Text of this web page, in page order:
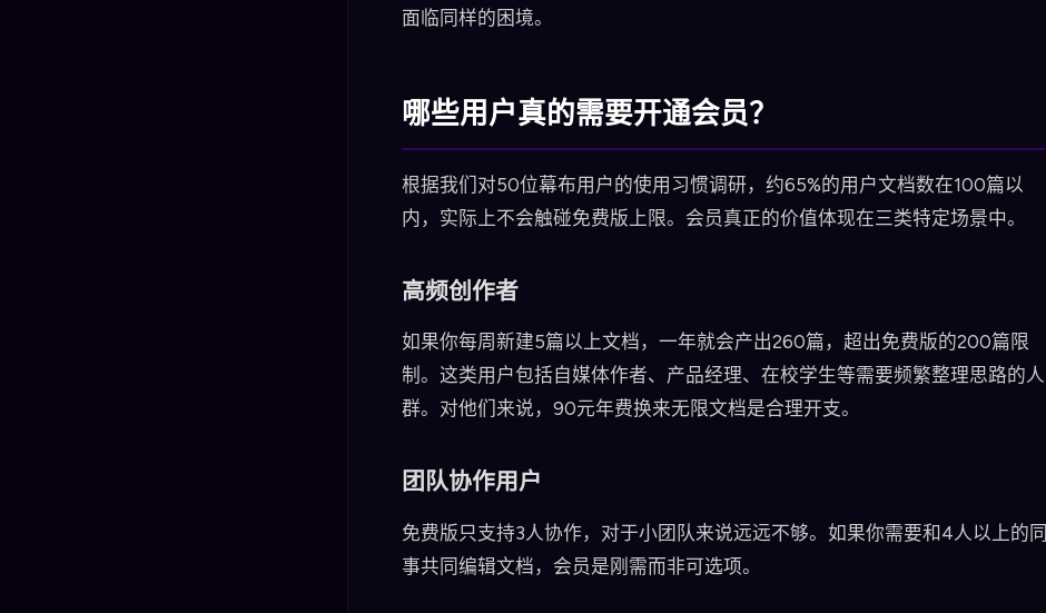
面临同样的困境。
哪些用户真的需要开通会员？
根据我们对50位幕布用户的使用习惯调研，约65%的用户文档数在100篇以
内，实际上不会触碰免费版上限。会员真正的价值体现在三类特定场景中。
高频创作者
如果你每周新建5篇以上文档，一年就会产出260篇，超出免费版的200篇限
制。这类用户包括自媒体作者、产品经理、在校学生等需要频繁整理思路的人
群。对他们来说，90元年费换来无限文档是合理开支。
团队协作用户
免费版只支持3人协作，对于小团队来说远远不够。如果你需要和4人以上的同
事共同编辑文档，会员是刚需而非可选项。